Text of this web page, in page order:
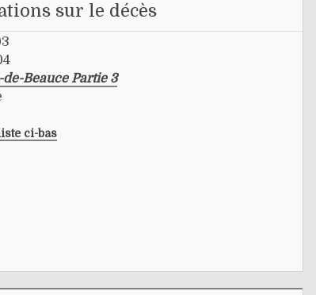
sur le décès
Beauce Partie 3
ci-bas